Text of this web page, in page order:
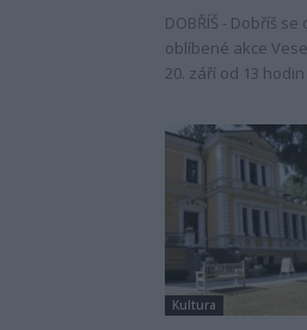
DOBŘÍŠ - Dobříš
oblíbené akce
20. září od 13
Kultura